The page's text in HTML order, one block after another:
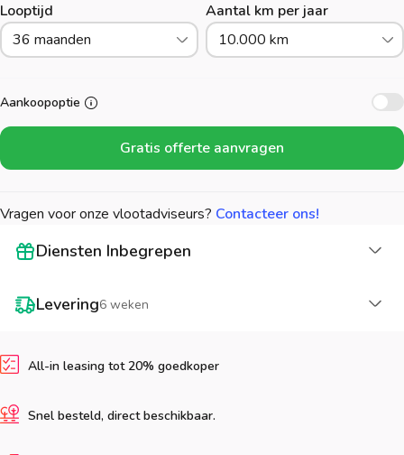
Looptijd
36 maanden
Aantal km per jaar
10.000 km
Aankoopoptie
Gratis offerte aanvragen
Vragen voor onze vlootadviseurs? Contacteer ons!
Diensten Inbegrepen
Levering6 weken
All-in leasing tot 20% goedkoper
Snel besteld, direct beschikbaar.